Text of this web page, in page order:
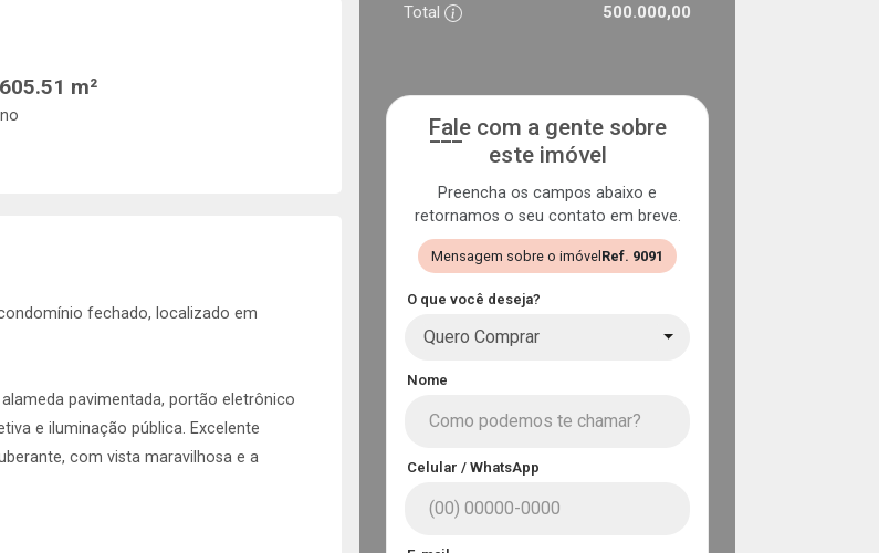
m²
fechado, localizado em
pavimentada, portão eletrônico
e iluminação pública. Excelente
com vista maravilhosa e a
Total 500.000,00
Fale com a gente sobre
este imóvel
Preencha os campos abaixo e
retornamos o seu contato em breve.
Mensagem sobre o imóvel Ref. 9091
O que você deseja?
Quero Comprar
Nome
Celular / WhatsApp